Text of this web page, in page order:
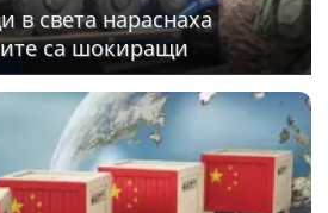
в света нараснаха
са шокиращи